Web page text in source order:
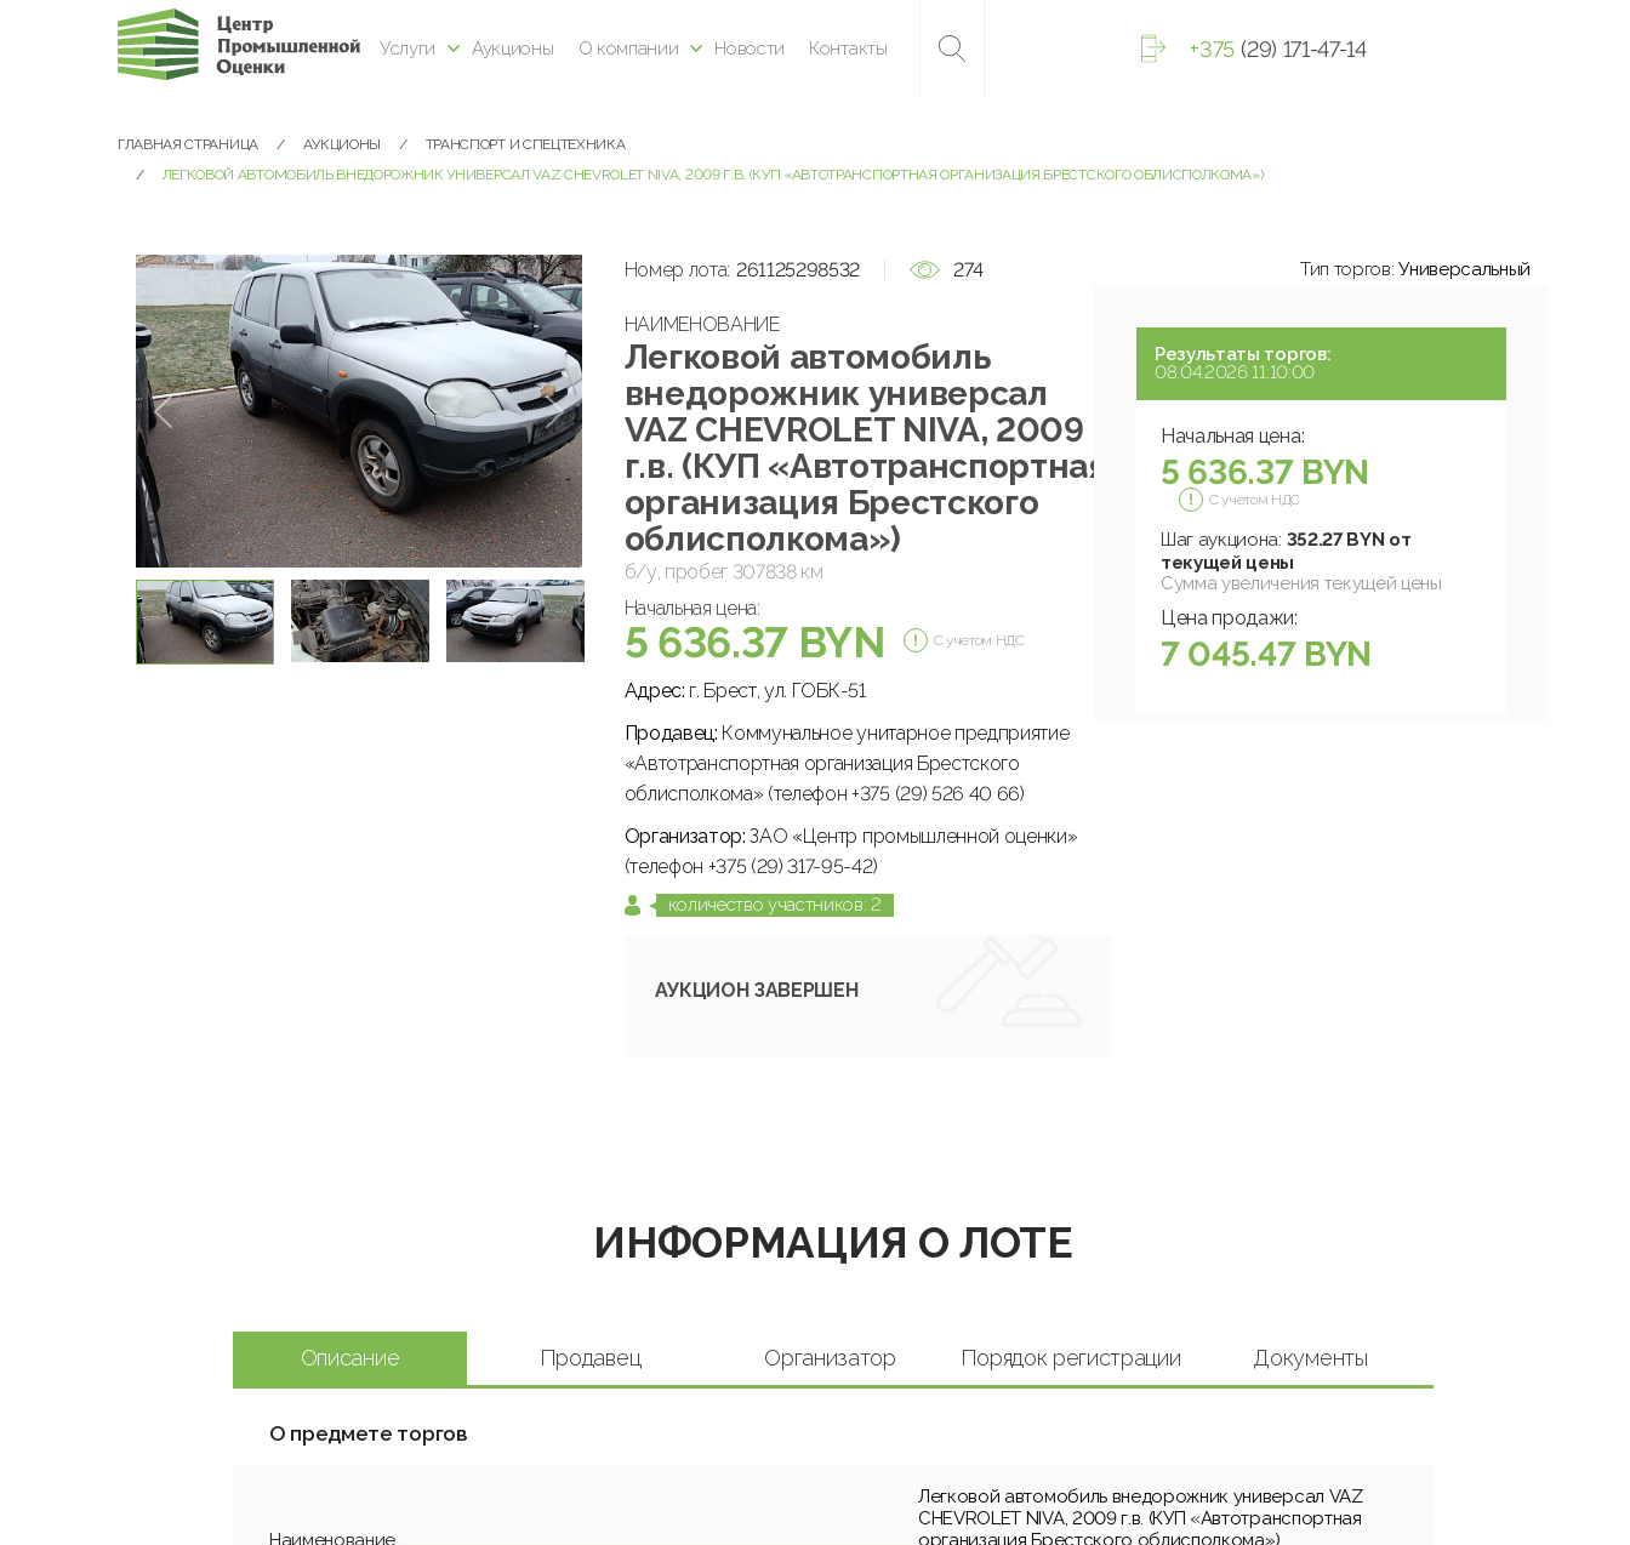
Услуги Аукционы О компании Новости Контакты +375 (29) 171-47-14
ГЛАВНАЯ СТРАНИЦА АУКЦИОНЫ
ТРАНСПОРТ И СПЕЦТЕХНИКА
ЛЕГКОВОЙ АВТОМОБИЛЬ ВНЕДОРОЖНИК УНИВЕРСАЛ VAZ CHEVROLET NIVA, 2009 Г.В. (КУП «АВТОТРАНСПОРТНАЯ ОРГАНИЗАЦИЯ БРЕСТСКОГО ОБЛИСПОЛКОМА»)
Номер лота: 261125298532 274
НАИМЕНОВАНИЕ
Легковой автомобиль
внедорожник универсал
VAZ CHEVROLET NIVA, 2009
г.в. (КУП «Автотранспортная
организация Брестского
облисполкома»)
б/у, пробег 307838 км
Начальная цена:
5 636.37 BYN С учетом НДС
Адрес: г. Брест, ул. ГОБК-51
Продавец: Коммунальное унитарное предприятие
«Автотранспортная организация Брестского
облисполкома» (телефон +375 (29) 526 40 66)
Организатор:ЗАО «Центр промышленной оценки»
(телефон +375 (29) 317-95-42)
количество участников: 2
АУКЦИОН ЗАВЕРШЕН
Тип торгов:Универсальный
Результаты торгов:
08.04.2026 11:10:00
Начальная цена:
5 636.37 BYN
С учетом НДС
Шаг аукциона: 352.27 BYN от
текущей цены
Сумма увеличения текущей цены
Цена продажи:
7 045.47 BYN
ИНФОРМАЦИЯ О ЛОТЕ
Описание Продавец Организатор Порядок регистрации Документы
О предмете торгов
Наименование
Легковой автомобиль внедорожник универсал VAZ
CHEVROLET NIVA, 2009 г.в. (КУП «Автотранспортная
организация Брестского облисполкома»)